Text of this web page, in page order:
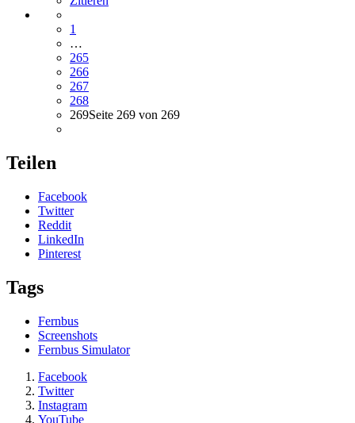
1
…
265
266
267
268
269Seite 269 von 269
Teilen
Facebook
Twitter
Reddit
LinkedIn
Pinterest
Tags
Fernbus
Screenshots
Fernbus Simulator
Facebook
Twitter
Instagram
YouTube